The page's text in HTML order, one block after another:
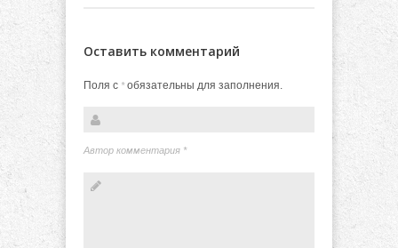
Оставить комментарий
Поля с *обязательны для заполнения.
Автор комментария *